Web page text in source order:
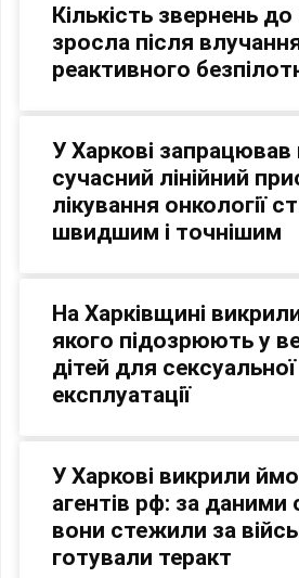
Кількість звернень до
зросла після
реактивного
У Харкові
сучасний лінійний
лікування онкології
швидшим і точнішим
На Харківщині
якого підозрюють у
дітей для сексуальної
експлуатації
У Харкові викрили
агентів рф: за даними
вони стежили за
готували теракт